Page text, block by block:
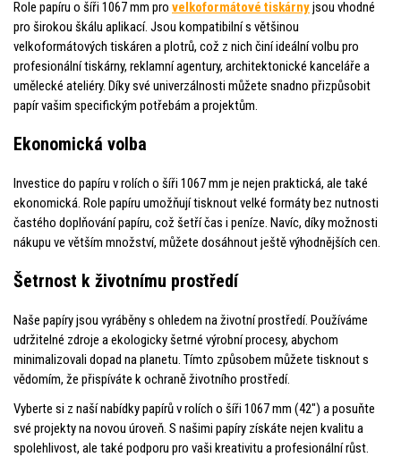
Role papíru o šíři 1067 mm pro velkoformátové tiskárnyjsou vhodné
pro širokou škálu aplikací. Jsou kompatibilní s většinou
velkoformátových tiskáren a plotrů, což z nich činí ideální volbu pro
profesionální tiskárny, reklamní agentury, architektonické kanceláře a
umělecké ateliéry. Díky své univerzálnosti můžete snadno přizpůsobit
papír vašim specifickým potřebám a projektům.
Ekonomická volba
Investice do papíru v rolích o šíři 1067 mm je nejen praktická, ale také
ekonomická. Role papíru umožňují tisknout velké formáty bez nutnosti
častého doplňování papíru, což šetří čas i peníze. Navíc, díky možnosti
nákupu ve větším množství, můžete dosáhnout ještě výhodnějších cen.
Šetrnost k životnímu prostředí
Naše papíry jsou vyráběny s ohledem na životní prostředí. Používáme
udržitelné zdroje a ekologicky šetrné výrobní procesy, abychom
minimalizovali dopad na planetu. Tímto způsobem můžete tisknout s
vědomím, že přispíváte k ochraně životního prostředí.
Vyberte si z naší nabídky papírů v rolích o šíři 1067 mm (42") a posuňte
své projekty na novou úroveň. S našimi papíry získáte nejen kvalitu a
spolehlivost, ale také podporu pro vaši kreativitu a profesionální růst.